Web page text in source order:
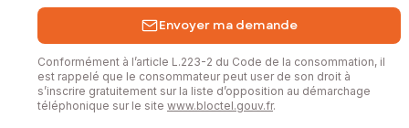
Envoyer ma demande
Conformément à l’article L.223-2 du Code de la consommation, il
est rappelé que le consommateur peut user de son droit à
s’inscrire gratuitement sur la liste d’opposition au démarchage
téléphonique sur le site www.bloctel.gouv.fr.